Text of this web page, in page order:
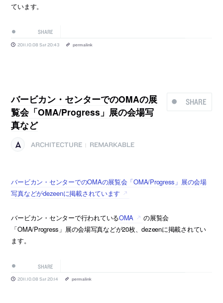
ています。
SHARE
2011.10.08 Sat 20:43 permalink
SHARE
バービカン・センターでのOMAの展
覧会「OMA/Progress」展の会場写
真など
ARCHITECTURE REMARKABLE
バービカン・センターでのOMAの展覧会「OMA/Progress」展の会場
写真などがdezeenに掲載されています
バービカン・センターで行われているOMA
の展覧会
「OMA/Progress」展の会場写真などが20枚、dezeenに掲載されてい
ます。
SHARE
2011.10.08 Sat 20:14 permalink